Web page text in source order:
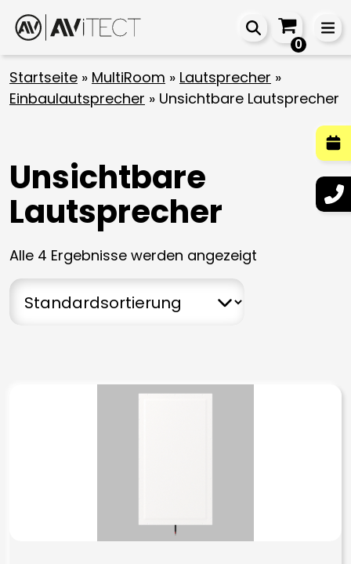
0
Startseite » MultiRoom » Lautsprecher »
Einbaulautsprecher » Unsichtbare Lautsprecher
Unsichtbare
Lautsprecher
Alle 4 Ergebnisse werden angezeigt